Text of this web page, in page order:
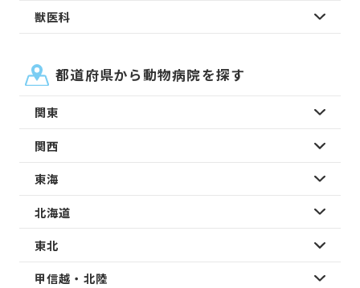
獣医科
都道府県から動物病院を探す
関東
関西
東海
北海道
東北
甲信越・北陸